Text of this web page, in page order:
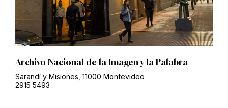
Archivo Nacional de la Imagen y la Palabra
Sarandí y Misiones, 11000 Montevideo
2915 5493